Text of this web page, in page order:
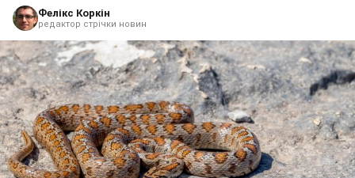
Фелікс Коркін
редактор стрічки новин